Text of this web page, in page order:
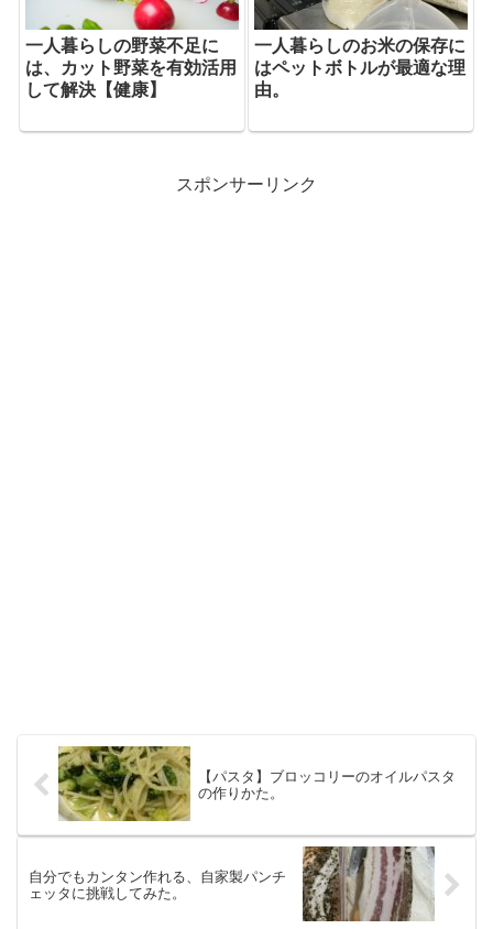
一人暮らしの野菜不足に
は、カット野菜を有効活用
して解決【健康】
一人暮らしのお米の保存に
はペットボトルが最適な理
由。
スポンサーリンク
【パスタ】ブロッコリーのオイルパスタ
の作りかた。
自分でもカンタン作れる、自家製パンチ
ェッタに挑戦してみた。